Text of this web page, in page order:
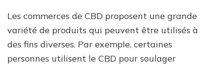
Les commerces de CBD proposent une grande
variété de produits qui peuvent être utilisés à
des fins diverses. Par exemple, certaines
personnes utilisent le CBD pour soulager